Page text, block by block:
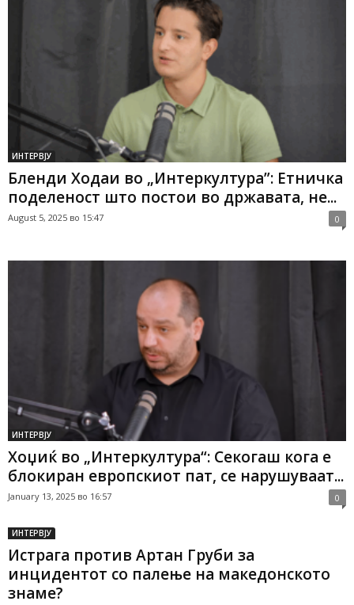
ИНТЕРВЈУ
Бленди Ходаи во „Интеркултура”: Етничка
поделеност што постои во државата, не...
August 5, 2025 во 15:47 0
ИНТЕРВЈУ
Хоџиќ во „Интеркултура“: Секогаш кога е
блокиран европскиот пат, се нарушуваат...
January 13, 2025 во 16:57 0
ИНТЕРВЈУ
Истрага против Артан Груби за
инцидентот со палење на македонското
знаме?